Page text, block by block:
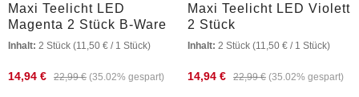
Maxi Teelicht LED
Magenta 2 Stück B-Ware
Inhalt: 2 Stück (11,50 € / 1 Stück)
14,94 € 22,99 € (35.02% gespart)
Maxi Teelicht LED Violett
2 Stück
Inhalt: 2 Stück (11,50 € / 1 Stück)
14,94 € 22,99 € (35.02% gespart)